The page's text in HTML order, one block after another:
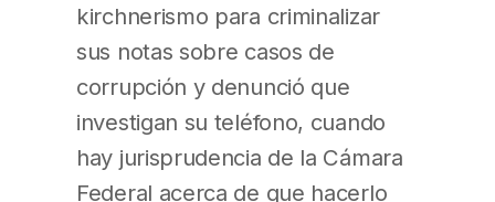
kirchnerismo para criminalizar
sus notas sobre casos de
corrupción y denunció que
investigan su teléfono, cuando
hay jurisprudencia de la Cámara
Federal acerca de que hacerlo